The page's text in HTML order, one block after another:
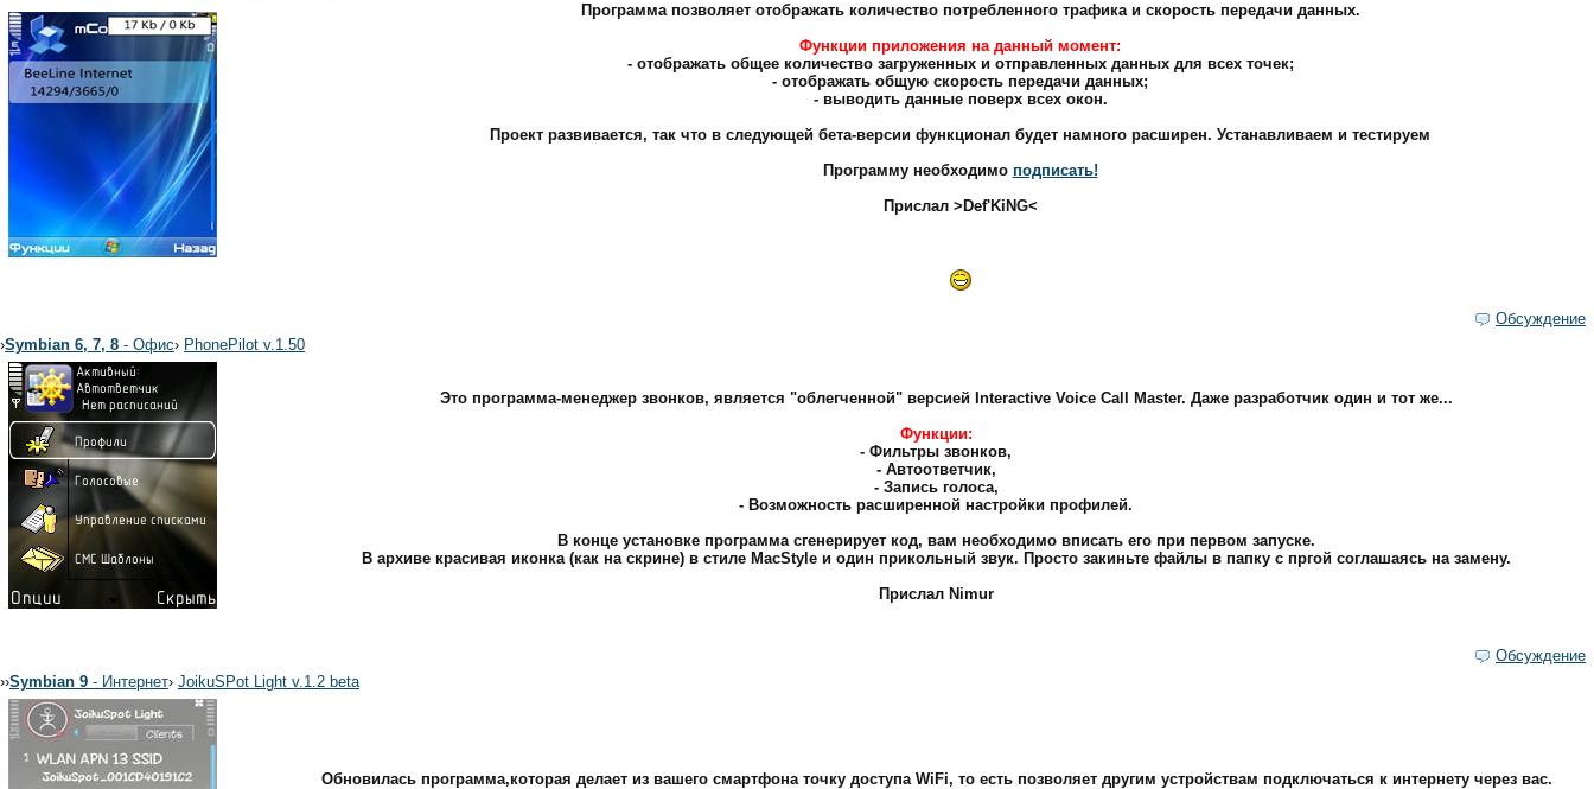
Программа позволяет отображать количество потребленного трафика и скорость передачи данных.
Функции приложения на данный момент:
- отображать общее количество загруженных и отправленных данных для всех точек;
- отображать общую скорость передачи данных;
- выводить данные поверх всех окон.
Проект развивается, так что в следующей бета-версии функционал будет намного расширен. Устанавливаем и тестируем
Программу необходимо подписать!
Прислал >Def'KiNG<
Обсуждение
›Symbian 6, 7, 8 - Офис› PhonePilot v.1.50
Это программа-менеджер звонков, является "облегченной" версией Interactive Voice Call Master. Даже разработчик один и тот же...
Функции:
- Фильтры звонков,
- Автоответчик,
- Запись голоса,
- Возможность расширенной настройки профилей.
В конце установке программа сгенерирует код, вам необходимо вписать его при первом запуске.
В архиве красивая иконка (как на скрине) в стиле MacStyle и один прикольный звук. Просто закиньте файлы в папку с пргой соглашаясь на замену.
Прислал Nimur
Обсуждение
››Symbian 9 - Интернет› JoikuSPot Light v.1.2 beta
Обновилась программа,которая делает из вашего смартфона точку доступа WiFi, то есть позволяет другим устройствам подключаться к интернету через вас.